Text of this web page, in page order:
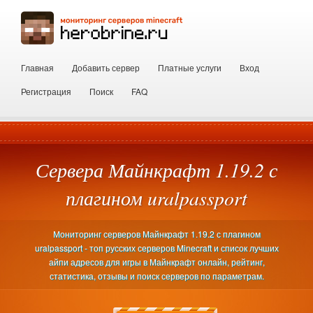
Главная Добавить сервер Платные услуги
Вход
Регистрация
Поиск FAQ
Сервера Майнкрафт 1.19.2 с
плагином uralpassport
Мониторинг серверов Майнкрафт 1.19.2 с плагином
uralpassport - топ русских серверов Minecraft и список лучших
айпи адресов для игры в Майнкрафт онлайн, рейтинг,
статистика, отзывы и поиск серверов по параметрам.